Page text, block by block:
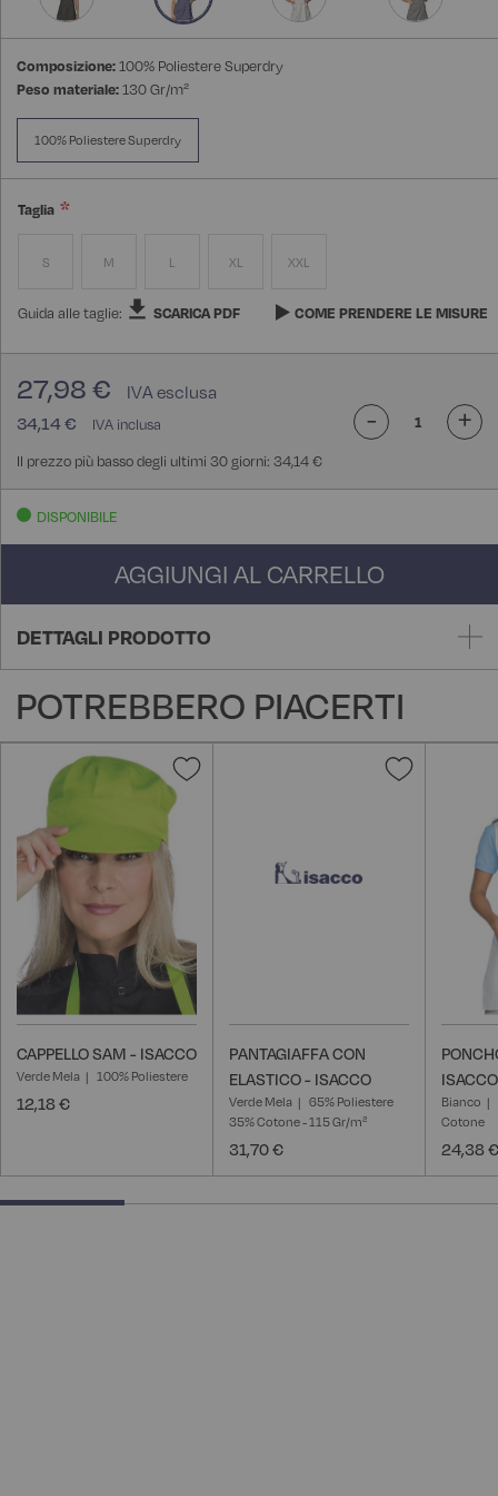
Composizione:100% Poliestere Superdry
Peso materiale:130 Gr/m²
100% Poliestere Superdry
Taglia
S M L XL XXL
Guida alle taglie: SCARICA PDF COME PRENDERE LE MISURE
34,14 €
27,98 €
Il prezzo più basso degli ultimi 30 giorni: 34,14 €
- +
DISPONIBILE
AGGIUNGI AL CARRELLO
DETTAGLI PRODOTTO
POTREBBERO PIACERTI
Aggiungi
CAPPELLO SAM - ISACCO
Verde Mela 100% Poliestere
12,18 €
Aggiungi
desideri
PANTAGIAFFA CON
ELASTICO - ISACCO
Verde Mela
65% Poliestere
35% Cotone - 115 Gr/m²
31,70 €
ISACCO
Bianco
Cotone
24,38 €
25% completed